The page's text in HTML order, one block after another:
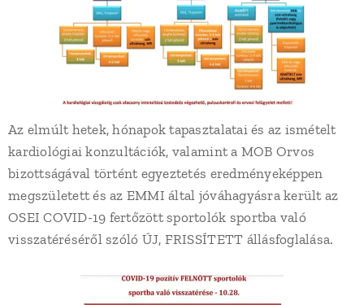
Az elmúlt hetek, hónapok tapasztalatai és az ismételt
kardiológiai konzultációk, valamint a MOB Orvos
bizottságával történt egyeztetés eredményeképpen
megszületett és az EMMI által jóváhagyásra került az
OSEI COVID-19 fertőzött sportolók sportba való
visszatéréséről szóló ÚJ, FRISSÍTETT állásfoglalása.